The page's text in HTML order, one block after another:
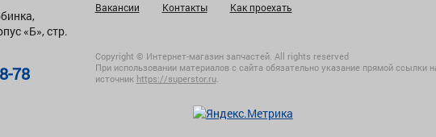
«Б», стр.
78
Вакансии
Контакты Как проехать
Copyright © Интернет-магазин запчастей. All rights reserved
При использовании материалов с сайта обязательно указание прямой ссылки
источник https://superstor.ru.